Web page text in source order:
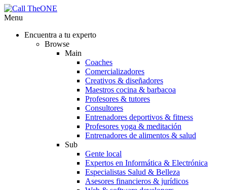
Menu
Encuentra a tu experto
Browse
Main
Coaches
Comercializadores
Creativos & diseñadores
Maestros cocina & barbacoa
Profesores & tutores
Consultores
Entrenadores deportivos & fitness
Profesores yoga & meditación
Entrenadores de alimentos & salud
Sub
Gente local
Expertos en Informática & Electrónica
Especialistas Salud & Belleza
Asesores financieros & jurídicos